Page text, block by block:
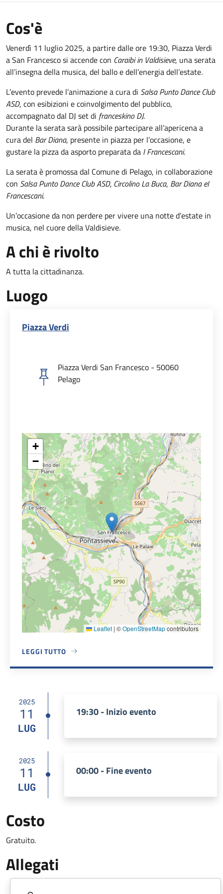
Cos'è
Venerdì 11 luglio 2025, a partire dalle ore 19:30, Piazza Verdi
a San Francesco si accende con Caraibi in Valdisieve, una serata
all’insegna della musica, del ballo e dell’energia dell’estate.
L’evento prevede l’animazione a cura di Salsa Punto Dance Club
ASD, con esibizioni e coinvolgimento del pubblico,
accompagnato dal DJ set di franceskino DJ.
Durante la serata sarà possibile partecipare all’apericena a
cura del Bar Diana, presente in piazza per l’occasione, e
gustare la pizza da asporto preparata da I Francescani.
La serata è promossa dal Comune di Pelago, in collaborazione
con Salsa Punto Dance Club ASD, Circolino La Buca, Bar Diana eI
Francescani.
Un’occasione da non perdere per vivere una notte d’estate in
musica, nel cuore della Valdisieve.
A chi è rivolto
A tutta la cittadinanza.
Luogo
Piazza Verdi
Piazza Verdi San Francesco - 50060
Pelago
+
−
Leaflet | ©OpenStreetMapcontributors
LEGGI TUTTO
A PROPOSITO DI PIAZZA VERDI
2025
11
LUG
19:30 - Inizio evento
2025
11
LUG
00:00 - Fine evento
Costo
Gratuito.
Allegati
Document